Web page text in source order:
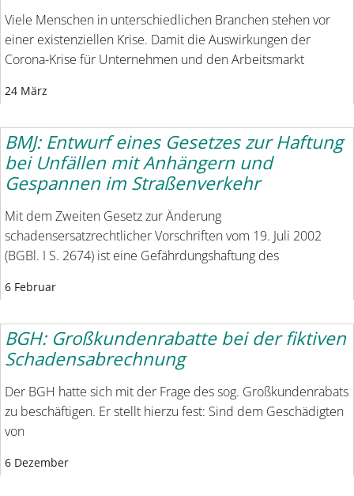
Viele Menschen in unterschiedlichen Branchen stehen vor
einer existenziellen Krise. Damit die Auswirkungen der
Corona-Krise für Unternehmen und den Arbeitsmarkt
24 März
BMJ: Entwurf eines Gesetzes zur Haftung
bei Unfällen mit Anhängern und
Gespannen im Straßenverkehr
Mit dem Zweiten Gesetz zur Änderung
schadensersatzrechtlicher Vorschriften vom 19. Juli 2002
(BGBl. I S. 2674) ist eine Gefährdungshaftung des
6 Februar
BGH: Großkundenrabatte bei der fiktiven
Schadensabrechnung
Der BGH hatte sich mit der Frage des sog. Großkundenrabats
zu beschäftigen. Er stellt hierzu fest: Sind dem Geschädigten
von
6 Dezember